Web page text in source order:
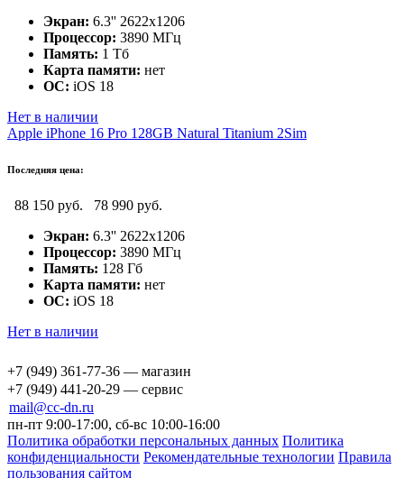
Экран: 6.3'' 2622x1206
Процессор: 3890 МГц
Память: 1 Тб
Карта памяти: нет
ОС: iOS 18
Нет в наличии
Apple iPhone 16 Pro 128GB Natural Titanium 2Sim
Последняя цена:
88 150 руб.
78 990 руб.
Экран: 6.3'' 2622x1206
Процессор: 3890 МГц
Память: 128 Гб
Карта памяти: нет
ОС: iOS 18
Нет в наличии
+7 (949) 361-77-36 — магазин
+7 (949) 441-20-29 — сервис
mail@cc-dn.ru
пн-пт 9:00-17:00, сб-вс 10:00-16:00
Политика обработки персональных данных Политика
конфиденциальности Рекомендательные технологии Правила
пользования сайтом